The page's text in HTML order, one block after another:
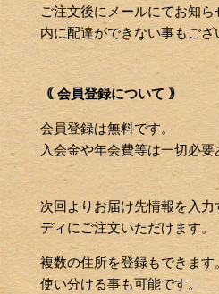
ご注文後にメールにてお知
内に配達ができない事もござ
｟ 会員登録について ｠
会員登録は無料です。
入会金や年会費等は一切必要
次回よりお届け先情報を入
ディにご注文いただけます。
複数の住所を登録もできます。
使い分ける事も可能です。